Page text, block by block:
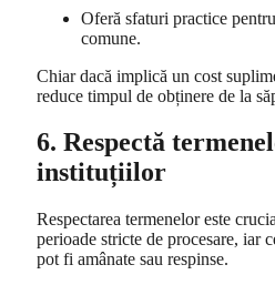
Oferă sfaturi practice
comune.
Chiar dacă implică un cost
reduce timpul de obținere de la
6. Respectă
instituțiilor
Respectarea termenelor este
perioade stricte de procesare, iar
pot fi amânate sau respinse.